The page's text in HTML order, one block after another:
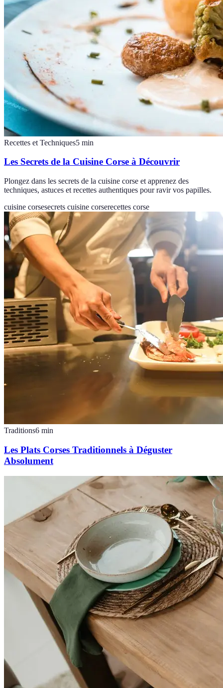
Recettes et Techniques5 min
Les Secrets de la Cuisine Corse à Découvrir
Plongez dans les secrets de la cuisine corse et apprenez des
techniques, astuces et recettes authentiques pour ravir vos papilles.
cuisine corsesecrets cuisine corserecettes corse
Traditions6 min
Les Plats Corses Traditionnels à Déguster
Absolument